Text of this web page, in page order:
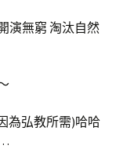
演無窮 淘汰自然
為弘教所需)哈哈